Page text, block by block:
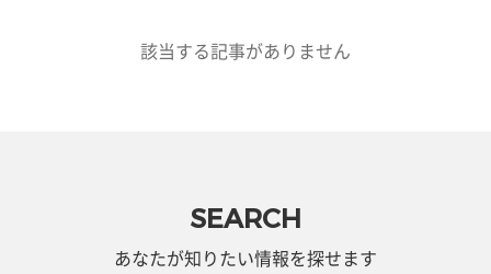
該当する記事がありません
SEARCH
あなたが知りたい情報を探せます